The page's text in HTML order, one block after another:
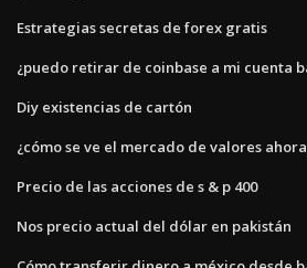
Estrategias secretas de forex gratis
¿puedo retirar de coinbase a mi cuenta
Diy existencias de cartón
¿cómo se ve el mercado de valores ahora_
Precio de las acciones de s & p 400
Nos precio actual del dólar en pakistán